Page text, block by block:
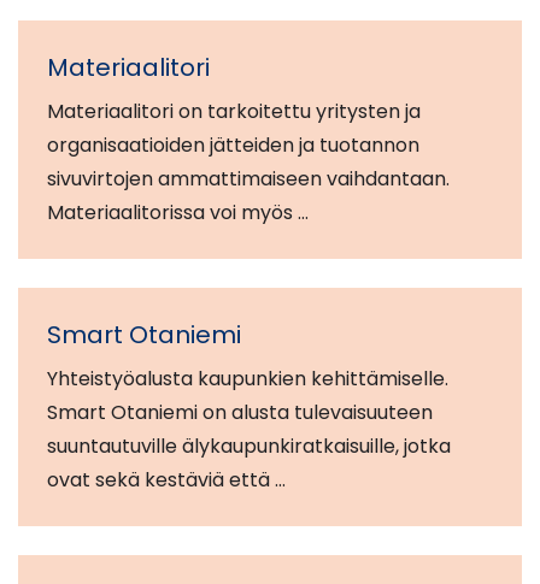
Materiaalitori
Materiaalitori on tarkoitettu yritysten ja
organisaatioiden jätteiden ja tuotannon
sivuvirtojen ammattimaiseen vaihdantaan.
Materiaalitorissa voi myös …
Smart Otaniemi
Yhteistyöalusta kaupunkien kehittämiselle.
Smart Otaniemi on alusta tulevaisuuteen
suuntautuville älykaupunkiratkaisuille, jotka
ovat sekä kestäviä että …